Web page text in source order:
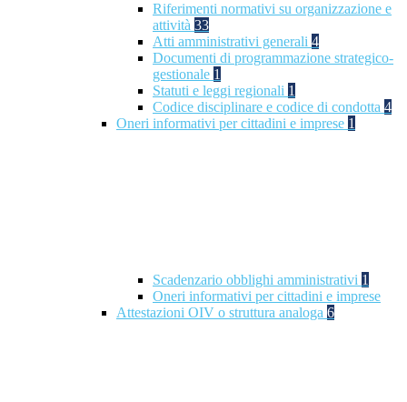
Riferimenti normativi su organizzazione e
attività 33
Atti amministrativi generali 4
Documenti di programmazione strategico-
gestionale 1
Statuti e leggi regionali 1
Codice disciplinare e codice di condotta 4
Oneri informativi per cittadini e imprese 1
Scadenzario obblighi amministrativi 1
Oneri informativi per cittadini e imprese
Attestazioni OIV o struttura analoga 6